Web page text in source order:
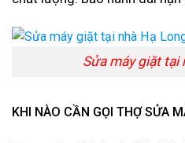
Sửa máy giặt tại
KHI NÀO CẦN GỌI THỢ SỬA